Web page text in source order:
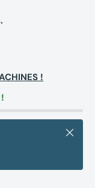
!
Fermer